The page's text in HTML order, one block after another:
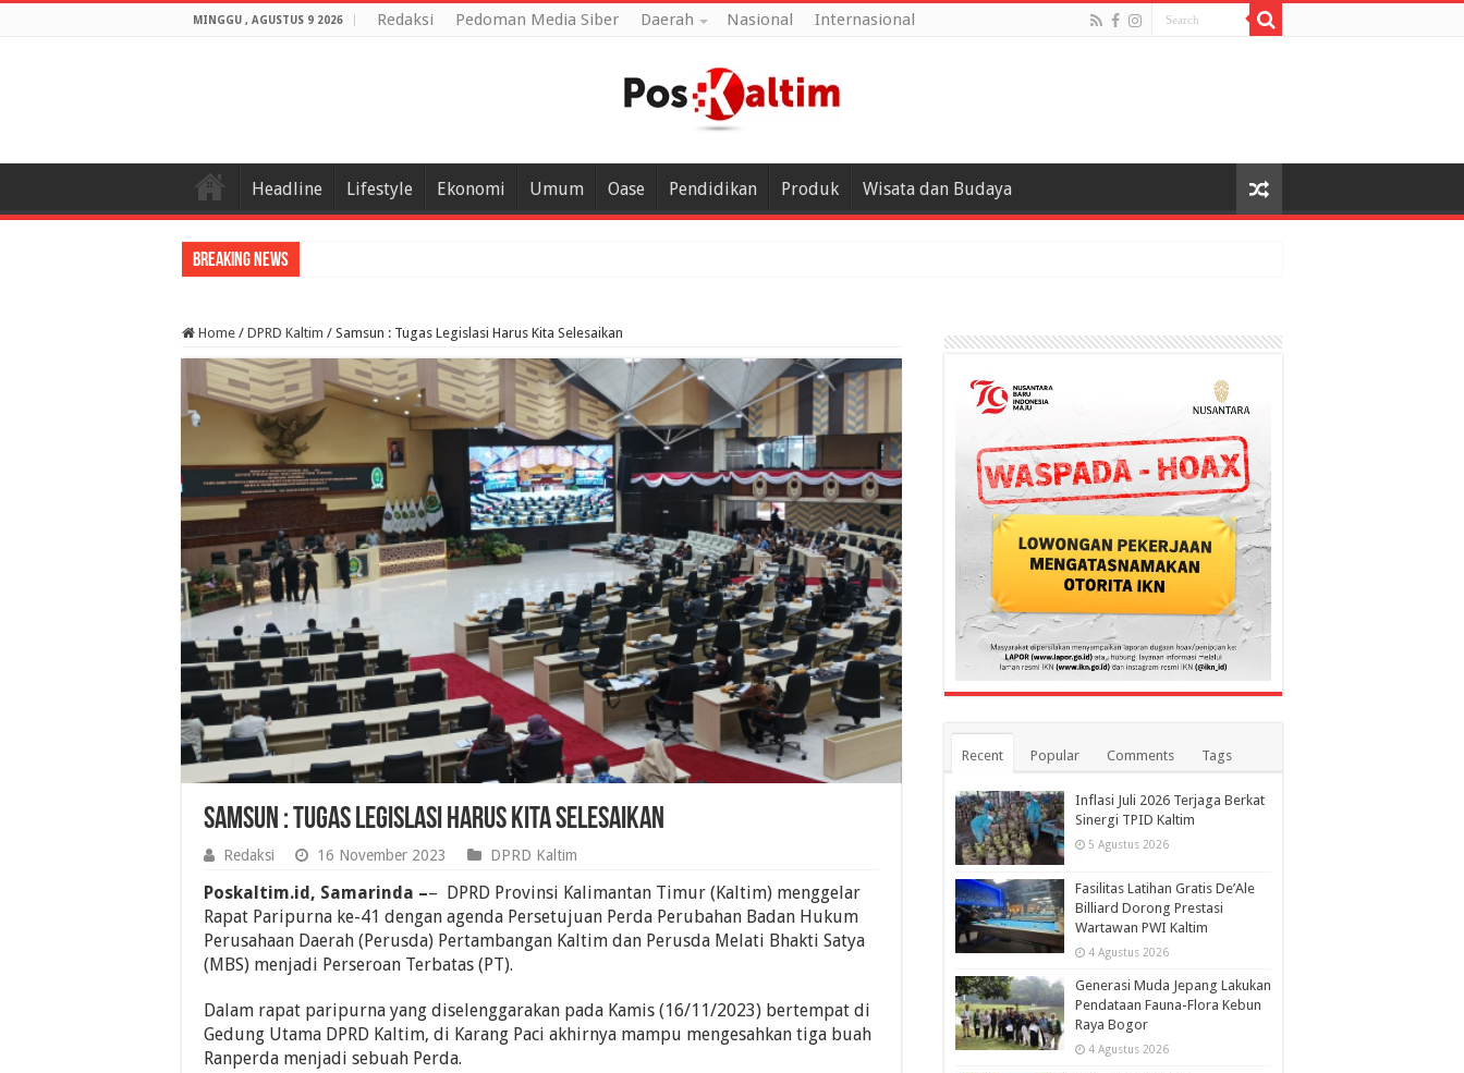
MINGGU , AGUSTUS 9 2026 Redaksi Pedoman Media Siber Daerah Nasional Internasional
Headline Lifestyle Ekonomi Umum Oase Pendidikan Produk Wisata dan Budaya
Breaking News
Home / DPRD Kaltim / Samsun : Tugas Legislasi Harus Kita Selesaikan
Samsun : Tugas Legislasi Harus Kita Selesaikan
Redaksi 16 November 2023 DPRD Kaltim
Poskaltim.id, Samarinda –– DPRD Provinsi Kalimantan Timur (Kaltim) menggelar
Rapat Paripurna ke-41 dengan agenda Persetujuan Perda Perubahan Badan Hukum
Perusahaan Daerah (Perusda) Pertambangan Kaltim dan Perusda Melati Bhakti Satya
(MBS) menjadi Perseroan Terbatas (PT).
Dalam rapat paripurna yang diselenggarakan pada Kamis (16/11/2023) bertempat di
Gedung Utama DPRD Kaltim, di Karang Paci akhirnya mampu mengesahkan tiga buah
Ranperda menjadi sebuah Perda.
Recent Popular Comments Tags
Inflasi Juli 2026 Terjaga Berkat
Sinergi TPID Kaltim
5 Agustus 2026
Fasilitas Latihan Gratis De’Ale
Billiard Dorong Prestasi
Wartawan PWI Kaltim
4 Agustus 2026
Generasi Muda Jepang Lakukan
Pendataan Fauna-Flora Kebun
Raya Bogor
4 Agustus 2026